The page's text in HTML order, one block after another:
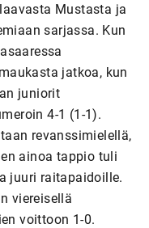
Mustasta ja
sarjassa. Kun
jatkoa, kun
juniorit
4-1 (1-1).
revanssimielellä,
ainoa tappio tuli
juuri raitapaidoille.
viereisellä
voittoon 1-0.